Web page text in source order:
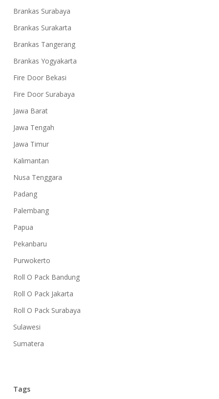
Brankas Surabaya
Brankas Surakarta
Brankas Tangerang
Brankas Yogyakarta
Fire Door Bekasi
Fire Door Surabaya
Jawa Barat
Jawa Tengah
Jawa Timur
Kalimantan
Nusa Tenggara
Padang
Palembang
Papua
Pekanbaru
Purwokerto
Roll O Pack Bandung
Roll O Pack Jakarta
Roll O Pack Surabaya
Sulawesi
Sumatera
Tags